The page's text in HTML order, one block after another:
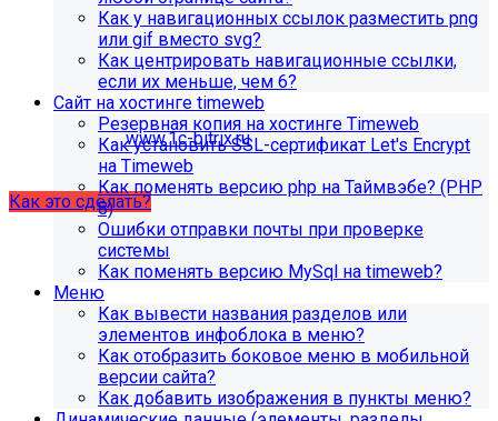
обновлений!
Из-за неправильного адреса обновлений может
некорректно отображаться срок действия лицензии.
Убедитесь, что в настройках «Главного модуля»
указан адрес:www.1c-bitrix.ru.
Затем запустите обновление через «Систему
обновлений».
Как это сделать?
Как добавить раздел "Сведения об
Как у навигационных ссылок разместить png
или gif вместо svg?
Как центрировать навигационные ссылки,
если их меньше, чем 6?
Сайт на хостинге timeweb
Резервная копия на хостинге Timeweb
Как установить SSL-сертификат Let's Encrypt
на Timeweb
Как поменять версию php на Таймвэбе? (PHP
8)
Ошибки отправки почты при проверке
системы
Как поменять версию MySql на timeweb?
Меню
Как вывести названия разделов или
элементов инфоблока в меню?
Как отобразить боковое меню в мобильной
версии сайта?
Как добавить изображения в пункты меню?